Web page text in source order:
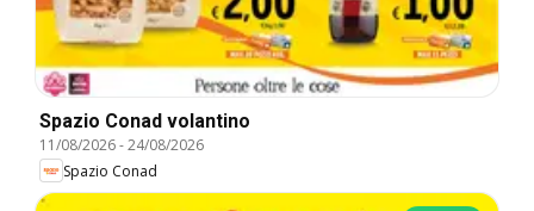
Spazio Conad volantino
11/08/2026-24/08/2026
Spazio Conad